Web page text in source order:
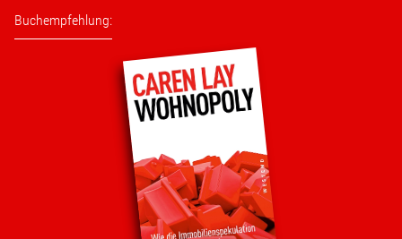
Transparenz
Mediathek
Über mich
Lebenslauf
Buchempfehlung: